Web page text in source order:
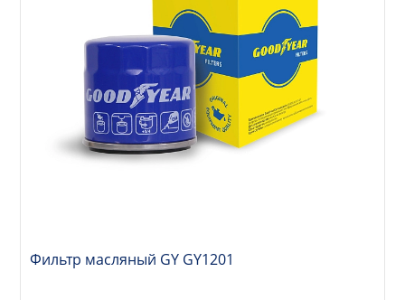
Фильтр масляный GY GY1201